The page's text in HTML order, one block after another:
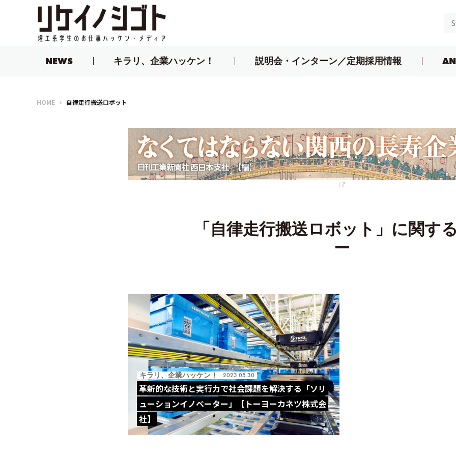
NEWS キラリ、企業ハッケン！ 説明会・インターン／定期採用情報
HOMEリケイノシゴト
自律走行搬送ロボット
「自律走行搬送ロボット」に関す
キラリ、企業ハッケン！ 2023.05.30
革新的な技術と実行力で社会課題を解決する「ソリ
ューションイノベーター」【トーヨーカネツ株式会
社】